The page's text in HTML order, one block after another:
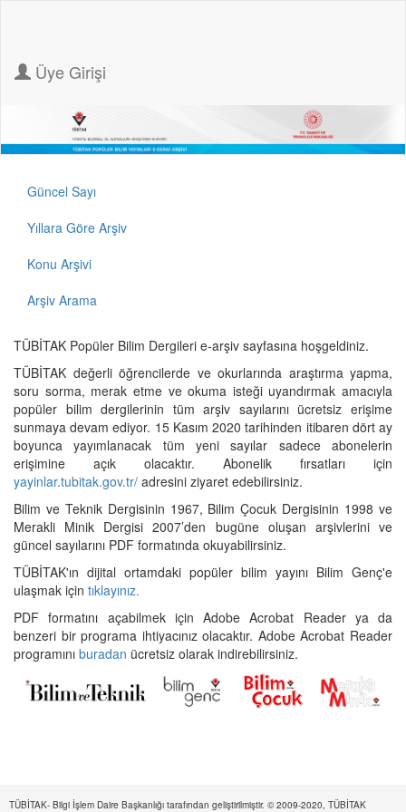
Üye Girişi
Güncel Sayı
Yıllara Göre Arşiv
Konu Arşivi
Arşiv Arama
TÜBİTAK Popüler Bilim Dergileri e-arşiv sayfasına hoşgeldiniz.
TÜBİTAK değerli öğrencilerde ve okurlarında araştırma yapma,
soru sorma, merak etme ve okuma isteği uyandırmak amacıyla
popüler bilim dergilerinin tüm arşiv sayılarını ücretsiz erişime
sunmaya devam ediyor. 15 Kasım 2020 tarihinden itibaren dört ay
boyunca yayımlanacak tüm yeni sayılar sadece abonelerin
erişimine açık olacaktır. Abonelik fırsatları için
yayinlar.tubitak.gov.tr/ adresini ziyaret edebilirsiniz.
Bilim ve Teknik Dergisinin 1967, Bilim Çocuk Dergisinin 1998 ve
Merakli Minik Dergisi 2007’den bugüne oluşan arşivlerini ve
güncel sayılarını PDF formatında okuyabilirsiniz.
TÜBİTAK'ın dijital ortamdaki popüler bilim yayını Bilim Genç'e
ulaşmak için tıklayınız.
PDF formatını açabilmek için Adobe Acrobat Reader ya da
benzeri bir programa ihtiyacınız olacaktır. Adobe Acrobat Reader
programını buradan ücretsiz olarak indirebilirsiniz.
TÜBİTAK- Bilgi İşlem Daire Başkanlığı tarafından geliştirilmiştir. © 2009-2020, TÜBİTAK